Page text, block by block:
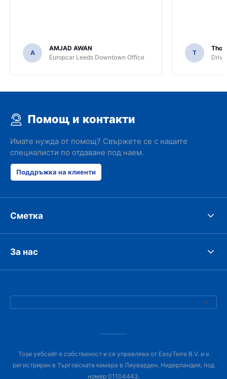
A
AMJAD AWAN
Europcar Leeds Downtown Office
T
Помощ и контакти
Имате нужда от помощ? Свържете се с нашите
специалисти по отдаване под наем.
Поддръжка на клиенти
Сметка
За нас
Този уебсайт е собственост и се управлява от EasyTerra B.V. и е
регистриран в Търговската камара в Лиуварден, Нидерландия, под
номер 01104443.